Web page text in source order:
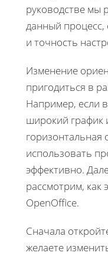
руководстве мы
данный процесс,
и точность
Изменение
пригодиться в
Например, если
широкий график
горизонтальная
использовать
эффективно.
рассмотрим, как
OpenOffice.
Сначала
желаете